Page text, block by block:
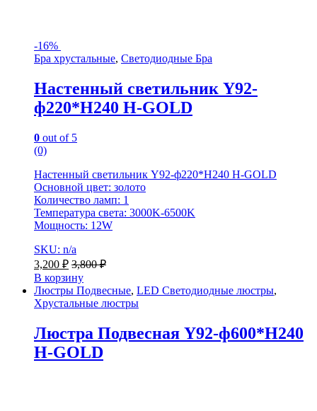
-16%
Бра хрустальные, Светодиодные Бра
Настенный светильник Y92-
ф220*H240 H-GOLD
0 out of 5
(0)
Настенный светильник Y92-ф220*H240 H-GOLD
Основной цвет: золото
Количество ламп: 1
Температура света: 3000K-6500K
Мощность: 12W
SKU: n/a
3,200 ₽ 3,800₽
В корзину
Люстры Подвесные, LED Светодиодные люстры,
Хрустальные люстры
Люстра Подвесная Y92-ф600*H240
H-GOLD